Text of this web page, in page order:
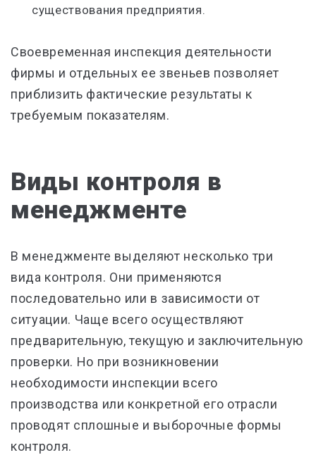
существования предприятия.
Своевременная инспекция деятельности
фирмы и отдельных ее звеньев позволяет
приблизить фактические результаты к
требуемым показателям.
Виды контроля в
менеджменте
В менеджменте выделяют несколько три
вида контроля. Они применяются
последовательно или в зависимости от
ситуации. Чаще всего осуществляют
предварительную, текущую и заключительную
проверки. Но при возникновении
необходимости инспекции всего
производства или конкретной его отрасли
проводят сплошные и выборочные формы
контроля.